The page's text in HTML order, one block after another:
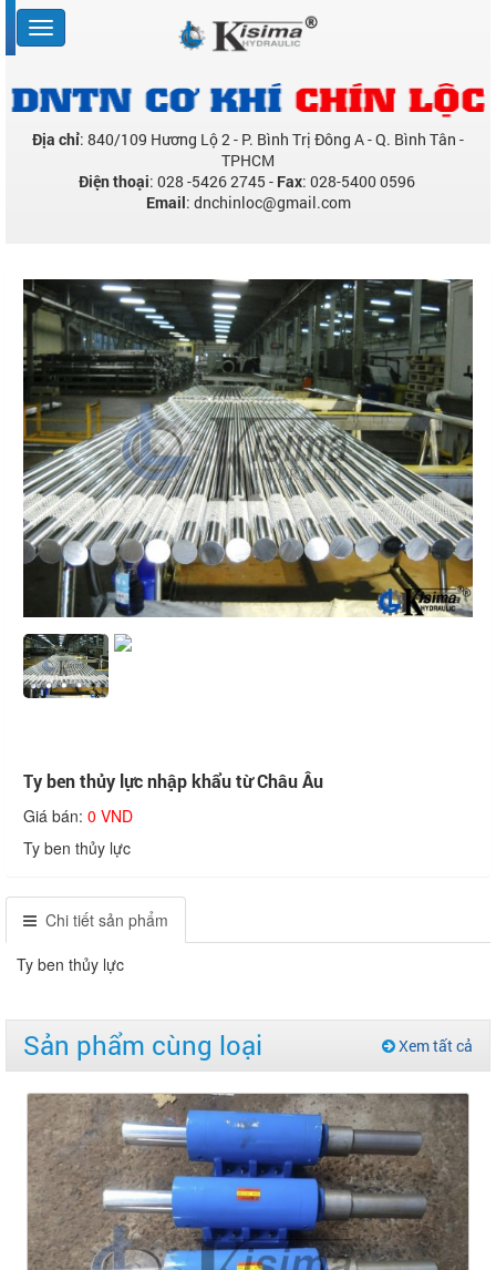
Địa chỉ: 840/109 Hương Lộ 2 - P. Bình Trị Đông A - Q. Bình Tân -
TPHCM
Điện thoại: 028 -5426 2745 - Fax: 028-5400 0596
Email: dnchinloc@gmail.com
Ty ben thủy lực nhập khẩu từ Châu Âu
Giá bán: 0 VND
Ty ben thủy lực
Chi tiết sản phẩm
Ty ben thủy lực
Sản phẩm cùng loại Xem tất cả